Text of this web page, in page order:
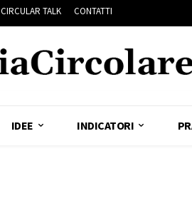
CIRCULAR TALK CONTATTI
IDEE INDICATORI